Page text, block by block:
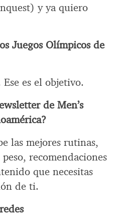
y ya quiero
Juegos Olímpicos de
es el objetivo.
de Men’s
las mejores rutinas,
recomendaciones
que necesitas
de ti.